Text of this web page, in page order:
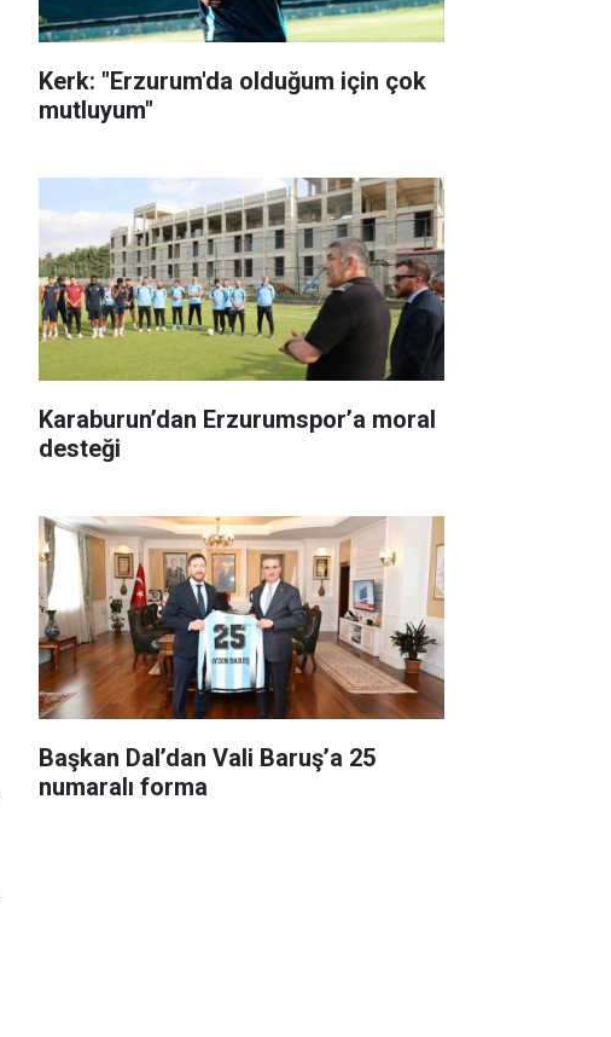
Kerk: "Erzurum'da olduğum için çok
mutluyum"
Karaburun’dan Erzurumspor’a moral
desteği
Başkan Dal’dan Vali Baruş’a 25
numaralı forma